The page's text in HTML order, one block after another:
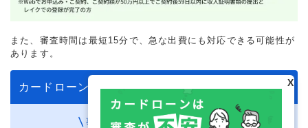
また、審査時間は最短15分で、急な出費にも対応できる可能性が
あります。
カードローンの審査が不安な人へ
事前に借入できるかが分かる
X